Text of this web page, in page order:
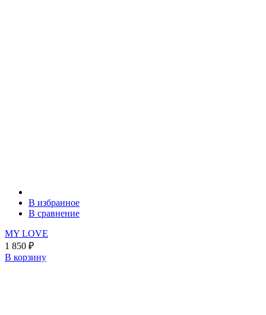
В избранное
В сравнение
MY LOVE
1 850 ₽
В корзину